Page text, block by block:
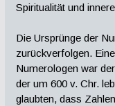
Spiritualität und
Die Ursprünge der
zurückverfolgen.
Numerologen war
der um 600 v. Chr.
glaubten, dass